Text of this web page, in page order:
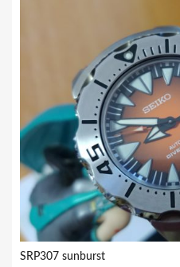
SRP307 sunburst